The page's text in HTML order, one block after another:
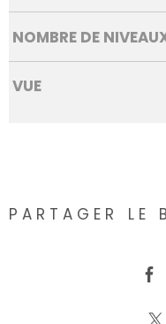
NOMBRE DE
VUE
PARTAGER LE